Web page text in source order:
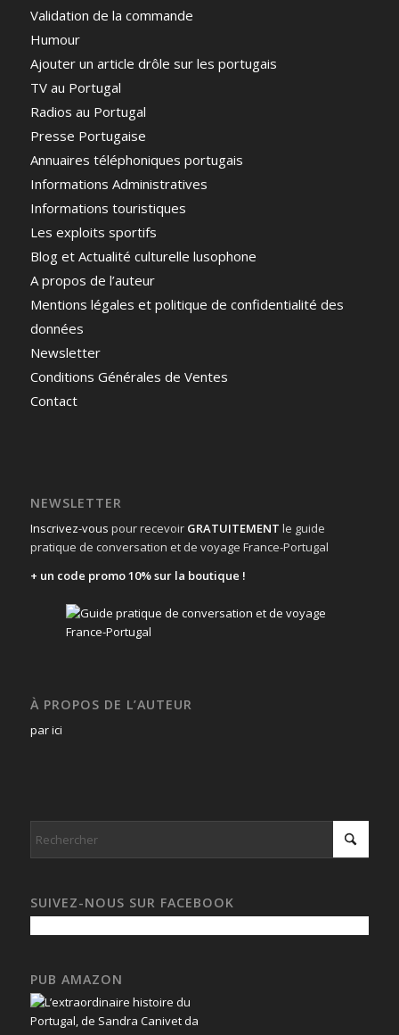
Validation de la commande
Humour
Ajouter un article drôle sur les portugais
TV au Portugal
Radios au Portugal
Presse Portugaise
Annuaires téléphoniques portugais
Informations Administratives
Informations touristiques
Les exploits sportifs
Blog et Actualité culturelle lusophone
A propos de l’auteur
Mentions légales et politique de confidentialité des
données
Newsletter
Conditions Générales de Ventes
Contact
NEWSLETTER
Inscrivez-vous pour recevoir GRATUITEMENT le guide
pratique de conversation et de voyage France-Portugal
+ un code promo 10% sur la boutique !
À PROPOS DE L’AUTEUR
par ici
SUIVEZ-NOUS SUR FACEBOOK
PUB AMAZON